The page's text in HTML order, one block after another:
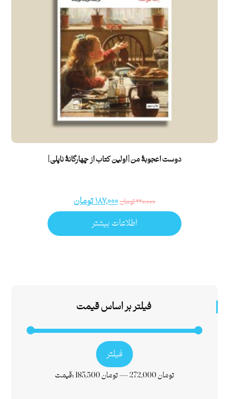
دوست اعجوبۀ من [اولین کتاب از چهارگانۀ ناپلی]
۲۲۰,۰۰۰تومان۱۸۷,۰۰۰تومان
اطلاعات بیشتر
فیلتر بر اساس قیمت
فیلتر
قیمت: 183,500 تومان— 272,000 تومان